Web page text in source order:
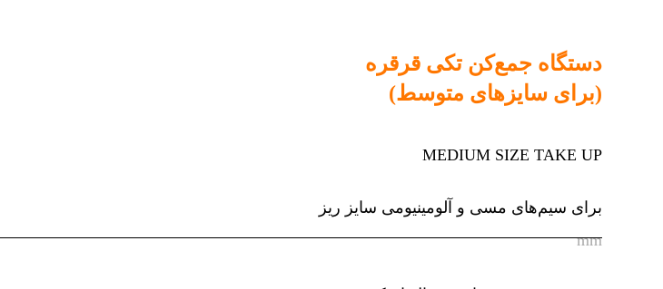
دستگاه جمع‌کن تکی قرقره
(برای سایزهای متوسط)
MEDIUM SIZE TAKE UP
برای سیم‌های مسی و آلومینیومی سایز ریز
mm